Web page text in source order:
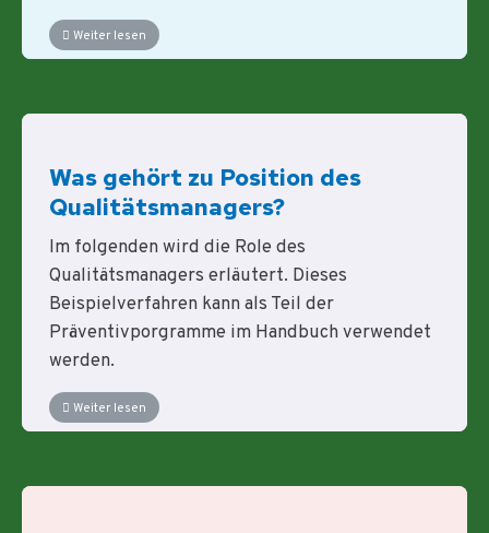
Weiter lesen
Was gehört zu Position des
Qualitätsmanagers?
Im folgenden wird die Role des
Qualitätsmanagers erläutert. Dieses
Beispielverfahren kann als Teil der
Präventivporgramme im Handbuch verwendet
werden.
Weiter lesen